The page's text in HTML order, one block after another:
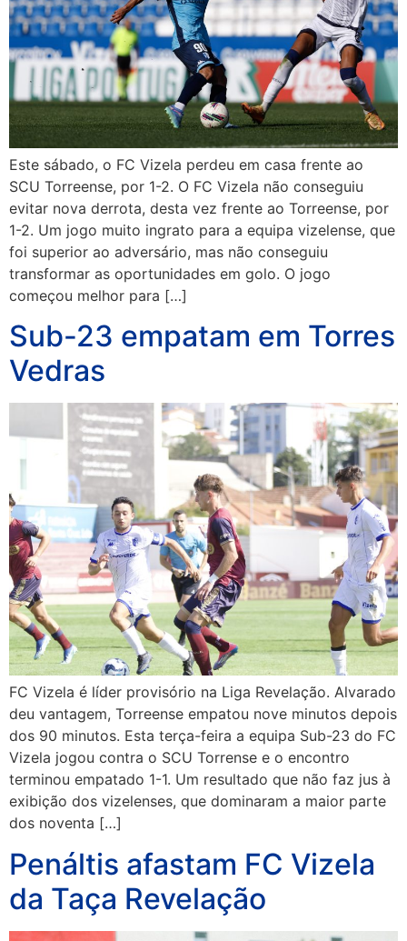
Este sábado, o FC Vizela perdeu em casa frente ao
SCU Torreense, por 1-2. O FC Vizela não conseguiu
evitar nova derrota, desta vez frente ao Torreense, por
1-2. Um jogo muito ingrato para a equipa vizelense, que
foi superior ao adversário, mas não conseguiu
transformar as oportunidades em golo. O jogo
começou melhor para […]
Sub-23 empatam em Torres
Vedras
FC Vizela é líder provisório na Liga Revelação. Alvarado
deu vantagem, Torreense empatou nove minutos depois
dos 90 minutos. Esta terça-feira a equipa Sub-23 do FC
Vizela jogou contra o SCU Torrense e o encontro
terminou empatado 1-1. Um resultado que não faz jus à
exibição dos vizelenses, que dominaram a maior parte
dos noventa […]
Penáltis afastam FC Vizela
da Taça Revelação